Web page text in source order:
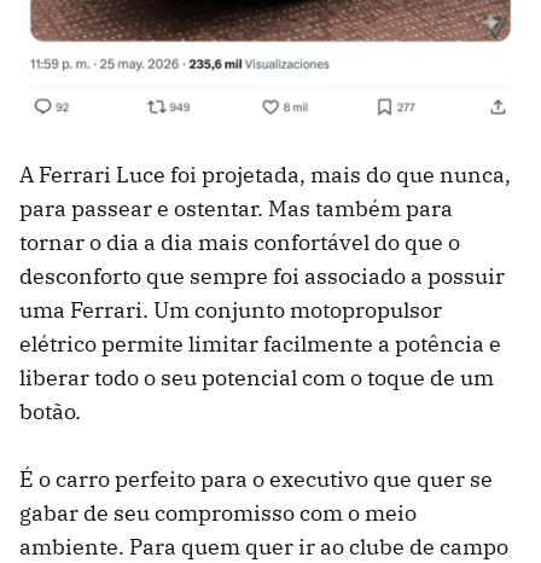
A Ferrari Luce foi projetada, mais do que nunca,
para passear e ostentar. Mas também para
tornar o dia a dia mais confortável do que o
desconforto que sempre foi associado a possuir
uma Ferrari. Um conjunto motopropulsor
elétrico permite limitar facilmente a potência e
liberar todo o seu potencial com o toque de um
botão.
É o carro perfeito para o executivo que quer se
gabar de seu compromisso com o meio
ambiente. Para quem quer ir ao clube de campo